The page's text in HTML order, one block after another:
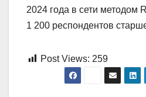
2024 года в сети методом
1 200 респондентов
Post Views: 259